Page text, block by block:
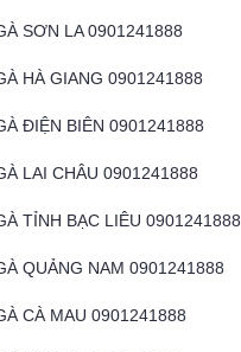
SƠN LA 0901241888
HÀ GIANG 0901241888
ĐIỆN BIÊN 0901241888
LAI CHÂU 0901241888
TỈNH BẠC LIÊU 0901241888
QUẢNG NAM 0901241888
CÀ MAU 0901241888